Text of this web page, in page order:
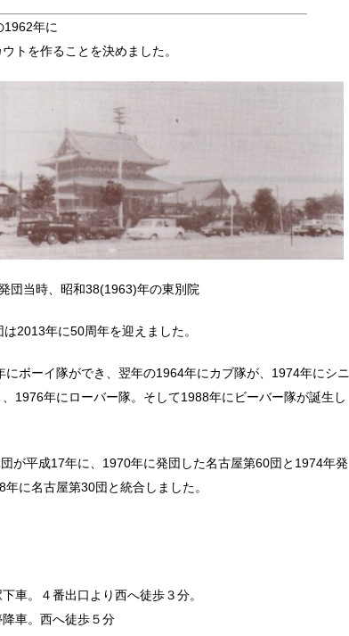
1962年に
トを作ることを決めました。
団当時、昭和38(1963)年の東別院
2013年に50周年を迎えました。
ボーイ隊ができ、翌年の1964年にカブ隊が、1974年にシニ
1976年にローバー隊。そして1988年にビーバー隊が誕生し
が平成17年に、1970年に発団した名古屋第60団と1974年発
に名古屋第30団と統合しました。
車。４番出口より西へ徒歩３分。
降車。西へ徒歩５分